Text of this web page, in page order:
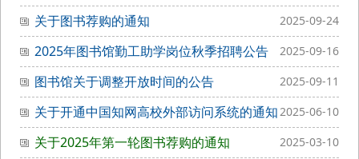
关于图书荐购的通知 2025-09-24
2025年图书馆勤工助学岗位秋季招聘公告 2025-09-16
图书馆关于调整开放时间的公告 2025-09-11
关于开通中国知网高校外部访问系统的通知2025-06-10
关于2025年第一轮图书荐购的通知 2025-03-10